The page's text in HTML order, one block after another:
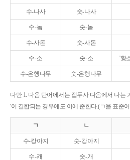
수-나사 숫-나사
수-놈 숫-놈
수-사돈 숫-사돈
수-소 숫-소 '황
수-은행나무 숫-은행나무
다만 1. 다음 단어에서는 접두사 다음에서 나는
'이 결합되는 경우에도 이에 준한다.(ㄱ을 표준
ㄱ ㄴ
수-캉아지 숫-강아지
수-캐 숫-개